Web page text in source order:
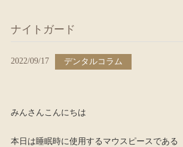
アクセス
初診の方へ
予防歯科
小児歯科
ナイトガード
2022/09/17 デンタルコラム
みんさんこんにちは
本日は睡眠時に使用するマウスピースである